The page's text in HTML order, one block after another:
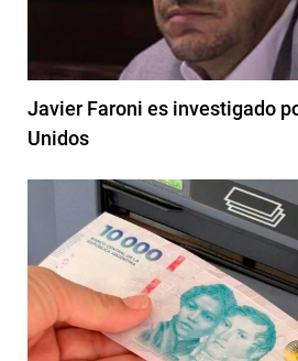
Javier Faroni es investigado
Unidos